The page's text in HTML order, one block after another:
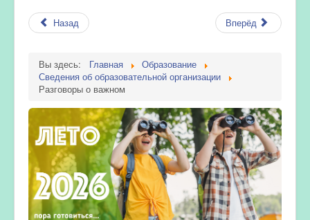
Назад Вперёд
Вы здесь: Главная
Образование
Сведения об образовательной организации
Разговоры о важном